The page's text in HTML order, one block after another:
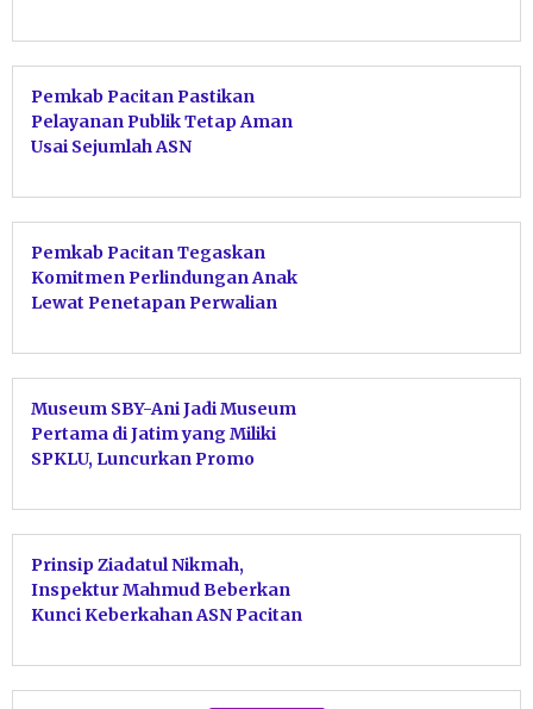
Pemkab Pacitan Pastikan
Pelayanan Publik Tetap Aman
Usai Sejumlah ASN
Pemkab Pacitan Tegaskan
Komitmen Perlindungan Anak
Lewat Penetapan Perwalian
Museum SBY-Ani Jadi Museum
Pertama di Jatim yang Miliki
SPKLU, Luncurkan Promo
Prinsip Ziadatul Nikmah,
Inspektur Mahmud Beberkan
Kunci Keberkahan ASN Pacitan